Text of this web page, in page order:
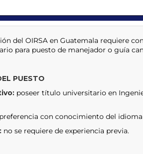
del OIRSA en Guatemala requiere
para puesto de manejador o guía
PUESTO
poseer título universitario en
con conocimiento del
no se requiere de experiencia previa.